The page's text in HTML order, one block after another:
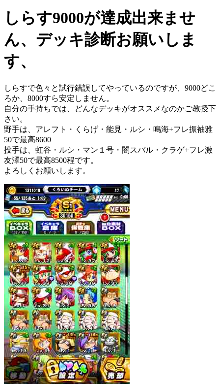
しらす9000が達成出来ませ
ん、デッキ診断お願いしま
す、
しらすで色々と試行錯誤してやっているのですが、9000どこ
ろか、8000すら安定しません。
自分の手持ちでは、どんなデッキがオススメなのかご教授下
さい。
野手は、アレフト・くらげ・能見・ルシ・鳴海+フレ振袖雅
50で最高8600
投手は、虹谷・ルシ・マン１号・闇スバル・クラゲ+フレ激
友澤50で最高8500程です。
よろしくお願いします。